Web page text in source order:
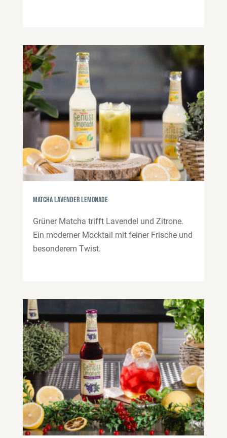
Matcha Lavender Lemonade
Grüner Matcha trifft Lavendel und Zitrone.
Ein moderner Mocktail mit feiner Frische und
besonderem Twist.